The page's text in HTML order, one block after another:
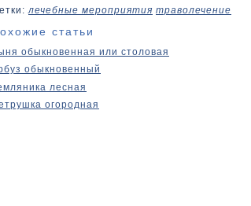
лечебные мероприятия траволечение
статьи
обыкновенная или столовая
обыкновенный
лесная
огородная